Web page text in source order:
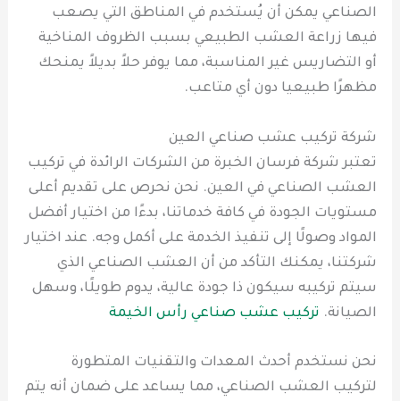
الصناعي يمكن أن يُستخدم في المناطق التي يصعب
فيها زراعة العشب الطبيعي بسبب الظروف المناخية
أو التضاريس غير المناسبة، مما يوفر حلاً بديلاً يمنحك
مظهرًا طبيعيا دون أي متاعب.
شركة تركيب عشب صناعي العين
تعتبر شركة فرسان الخبرة من الشركات الرائدة في تركيب
العشب الصناعي في العين. نحن نحرص على تقديم أعلى
مستويات الجودة في كافة خدماتنا، بدءًا من اختيار أفضل
المواد وصولًا إلى تنفيذ الخدمة على أكمل وجه. عند اختيار
شركتنا، يمكنك التأكد من أن العشب الصناعي الذي
سيتم تركيبه سيكون ذا جودة عالية، يدوم طويلًا، وسهل
الصيانة. تركيب عشب صناعي رأس الخيمة
نحن نستخدم أحدث المعدات والتقنيات المتطورة
لتركيب العشب الصناعي، مما يساعد على ضمان أنه يتم